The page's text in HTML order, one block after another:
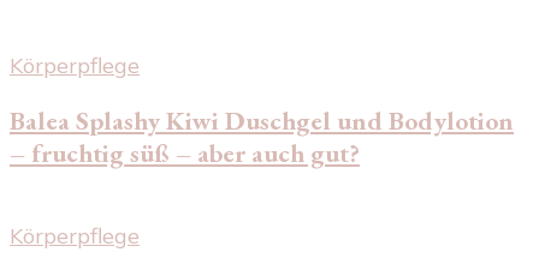
Körperpflege
Balea Splashy Kiwi Duschgel und Bodylotion
– fruchtig süß – aber auch gut?
Körperpflege